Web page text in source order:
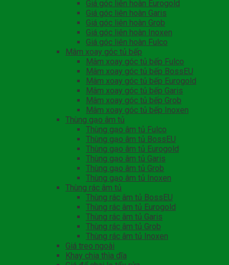
Giá góc liên hoàn Eurogold
Giá góc liên hoàn Garis
Giá góc liên hoàn Grob
Giá góc liên hoàn Inoxen
Giá góc liên hoàn Fulco
Mâm xoay góc tủ bếp
Mâm xoay góc tủ bếp Fulco
Mâm xoay góc tủ bếp BossEU
Mâm xoay góc tủ bếp Eurogold
Mâm xoay góc tủ bếp Garis
Mâm xoay góc tủ bếp Grob
Mâm xoay góc tủ bếp Inoxen
Thùng gạo âm tủ
Thùng gạo âm tủ Fulco
Thùng gạo âm tủ BossEU
Thùng gạo âm tủ Eurogold
Thùng gạo âm tủ Garis
Thùng gạo âm tủ Grob
Thùng gạo âm tủ Inoxen
Thùng rác âm tủ
Thùng rác âm tủ BossEU
Thùng rác âm tủ Eurogold
Thùng rác âm tủ Garis
Thùng rác âm tủ Grob
Thùng rác âm tủ Inoxen
Giá treo ngoài
Khay chia thìa dĩa